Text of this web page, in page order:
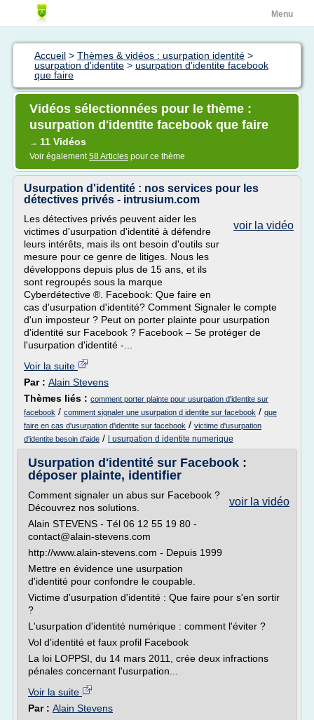
Menu
Accueil > Thèmes & vidéos : usurpation identité >
usurpation d'identite > usurpation d'identite facebook
que faire
Vidéos sélectionnées pour le thème :
usurpation d'identite facebook que faire
→ 11 Vidéos
Voir également58 Articles pour ce thème
Usurpation d'identité : nos services pour les
détectives privés - intrusium.com
voir la vidéo
Les détectives privés peuvent aider les
victimes d'usurpation d'identité à défendre
leurs intérêts, mais ils ont besoin d'outils sur
mesure pour ce genre de litiges. Nous les
développons depuis plus de 15 ans, et ils
sont regroupés sous la marque
Cyberdétective ®. Facebook: Que faire en
cas d'usurpation d'identité? Comment Signaler le compte
d'un imposteur ? Peut on porter plainte pour usurpation
d'identité sur Facebook ? Facebook – Se protéger de
l'usurpation d'identité -...
Voir la suite
Par : Alain Stevens
Thèmes liés : comment porter plainte pour usurpation d'identite sur
facebook / comment signaler une usurpation d identite sur facebook / que
faire en cas d'usurpation d'identite sur facebook / victime d'usurpation
d'identite besoin d'aide / l usurpation d identite numerique
Usurpation d'identité sur Facebook :
déposer plainte, identifier
voir la vidéo
Comment signaler un abus sur Facebook ?
Découvrez nos solutions.
Alain STEVENS - Tél 06 12 55 19 80 -
contact@alain-stevens.com
http://www.alain-stevens.com - Depuis 1999
Mettre en évidence une usurpation
d'identité pour confondre le coupable.
Victime d'usurpation d'identité : Que faire pour s'en sortir
?
L'usurpation d'identité numérique : comment l'éviter ?
Vol d'identité et faux profil Facebook
La loi LOPPSI, du 14 mars 2011, crée deux infractions
pénales concernant l'usurpation...
Voir la suite
Par : Alain Stevens